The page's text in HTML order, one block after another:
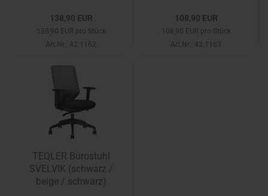
138,90 EUR
138,90 EUR pro Stück
Art.Nr.: 42.1162
108,90 EUR
108,90 EUR pro Stück
Art.Nr.: 42.1163
TEQLER Bürostuhl
SVELVIK (schwarz /
beige / schwarz)